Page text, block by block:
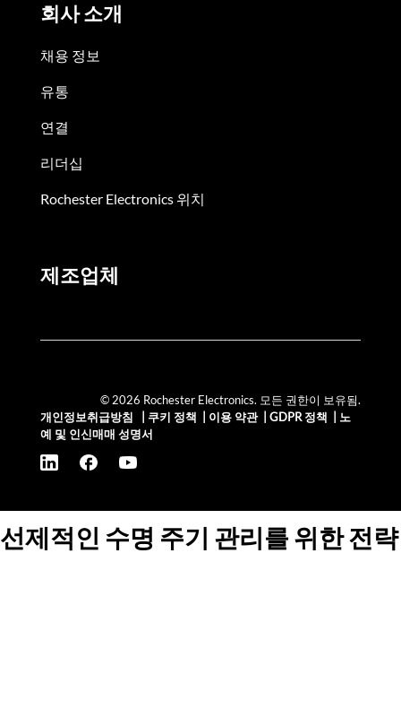
회사 소개
채용 정보
유통
연결
리더십
Rochester Electronics 위치
제조업체
© 2026 Rochester Electronics. 모든 권한이 보유됨.
개인정보취급방침
쿠키 정책 이용 약관| GDPR 정책
노
예 및 인신매매 성명서
선제적인 수명 주기 관리를 위한 전략